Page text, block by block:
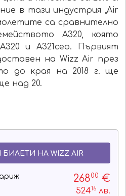
в тази индустрия „Air
са сравнително
A320, която
и A321ceo. Първият
на Wizz Air през
до края на 2018 г. ще
над 20.
НА WIZZ AIR
26800 €
52416лв.